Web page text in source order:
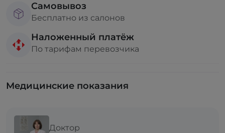
Самовывоз
Бесплатно из салонов
Наложенный платёж
По тарифам перевозчика
Медицинские показания
Доктор